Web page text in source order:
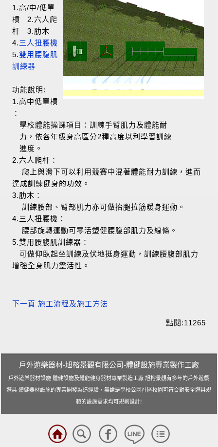
戶外遊樂器材-旭榕景觀有限公司-體健設施專業製作工廠
戶外遊樂器材設施 體健設施及體能健身器材專業製造工廠 旭榕景觀有多年的戶外遊戲
遊具 體健器材設施的專業開發製造經驗，無論是學校公園社區校園可符合對安全遊具規
範的設施需求均可規劃設計!